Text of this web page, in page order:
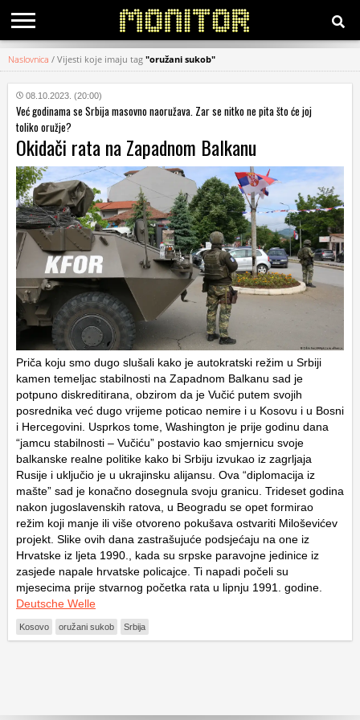
KATEGORIJE
HRVATSKI
WEB
Naslovnica / Vijesti koje imaju tag "oružani sukob"
08.10.2023. (20:00)
Već godinama se Srbija masovno naoružava. Zar se nitko ne pita što će joj
toliko oružje?
Okidači rata na Zapadnom Balkanu
Priča koju smo dugo slušali kako je autokratski režim u Srbiji
kamen temeljac stabilnosti na Zapadnom Balkanu sad je
potpuno diskreditirana, obzirom da je Vučić putem svojih
posrednika već dugo vrijeme poticao nemire i u Kosovu i u Bosni
i Hercegovini. Usprkos tome, Washington je prije godinu dana
“jamcu stabilnosti – Vučiću” postavio kao smjernicu svoje
balkanske realne politike kako bi Srbiju izvukao iz zagrljaja
Rusije i uključio je u ukrajinsku alijansu. Ova “diplomacija iz
mašte” sad je konačno dosegnula svoju granicu. Trideset godina
nakon jugoslavenskih ratova, u Beogradu se opet formirao
režim koji manje ili više otvoreno pokušava ostvariti Miloševićev
projekt. Slike ovih dana zastrašujuće podsjećaju na one iz
Hrvatske iz ljeta 1990., kada su srpske paravojne jedinice iz
zasjede napale hrvatske policajce. Ti napadi počeli su
mjesecima prije stvarnog početka rata u lipnju 1991. godine.
Deutsche Welle
Kosovo oružani sukob Srbija